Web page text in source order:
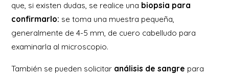
que, si existen dudas, se realice una biopsia para
confirmarlo: se toma una muestra pequeña,
generalmente de 4-5 mm, de cuero cabelludo para
examinarla al microscopio.
También se pueden solicitar análisis de sangre para